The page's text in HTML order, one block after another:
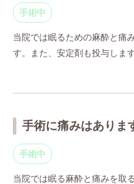
手術中
当院では眠るための麻酔と痛
す。また、安定剤も投与します
手術に痛みはありま
手術中
当院では眠る麻酔と痛みを取